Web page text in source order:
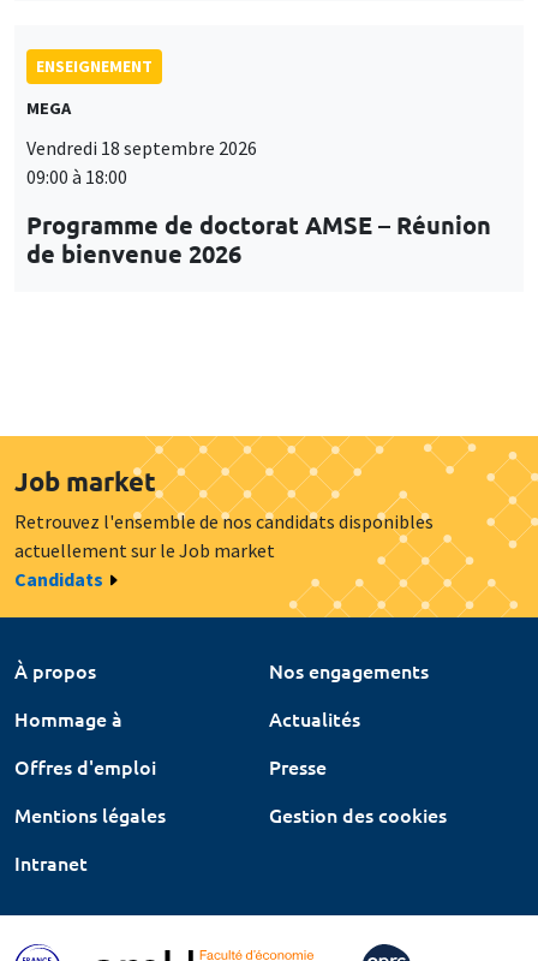
ENSEIGNEMENT
MEGA
Vendredi 18 septembre 2026
09:00 à 18:00
Programme de doctorat AMSE – Réunion
de bienvenue 2026
Job market
Retrouvez l'ensemble de nos candidats disponibles
actuellement sur le Job market
Candidats
À propos
Nos engagements
Hommage à
Actualités
Offres d'emploi
Presse
Mentions légales
Gestion des cookies
Intranet